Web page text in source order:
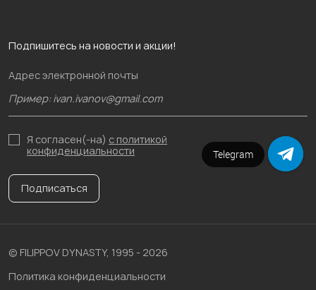
Подпишитесь на новости и акции!
Адрес электронной почты
Я согласен(-на) с политикой
конфиденциальности
Подписаться
© FILIPPOV DYNASTY, 1995 - 2026
Политика конфиденциальности
Telegram